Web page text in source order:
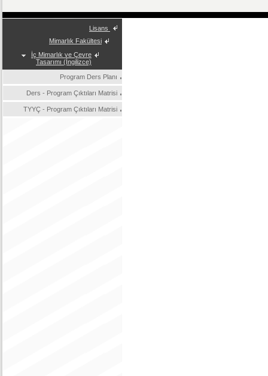
Lisans
Mimarlık Fakültesi
İç Mimarlık ve Çevre
Tasarımı (İngilizce)
Program Ders Planı
Ders - Program Çıktıları Matrisi
TYYÇ - Program Çıktıları Matrisi